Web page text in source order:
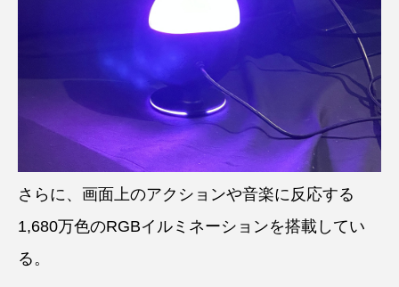
さらに、画面上のアクションや音楽に反応する
1,680万色のRGBイルミネーションを搭載してい
る。